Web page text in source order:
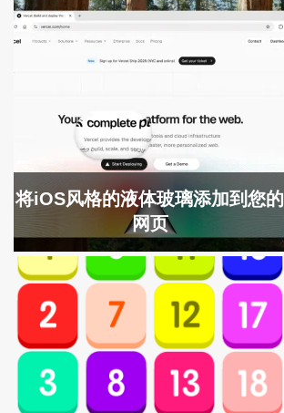
将iOS风格的液体玻璃添加到您的
网页